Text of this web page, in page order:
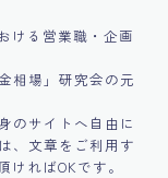
ける営業職・企画
相場」研究会の元
のサイトへ自由に
、文章をご利用す
ればOKです。